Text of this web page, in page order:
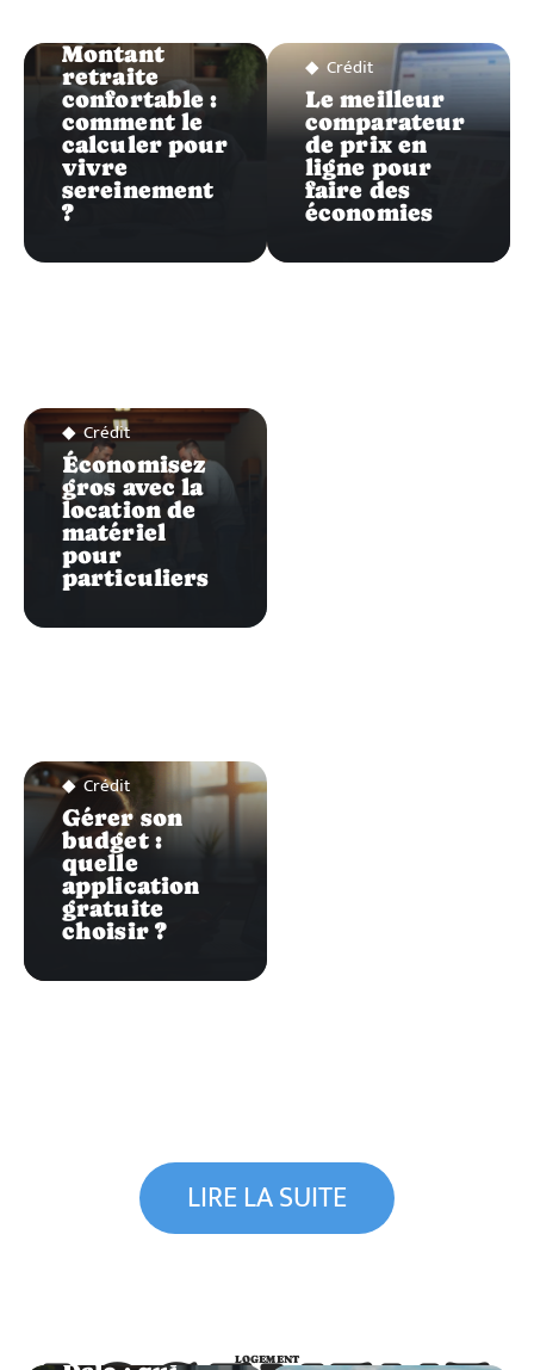
Montant
retraite
confortable :
comment le
calculer pour
vivre
sereinement
?
Crédit
Économisez
gros avec la
location de
matériel
pour
particuliers
Crédit
Gérer son
budget :
quelle
application
gratuite
choisir ?
Crédit
Le meilleur
comparateur
de prix en
ligne pour
faire des
économies
LIRE LA SUITE
LOGEMENT